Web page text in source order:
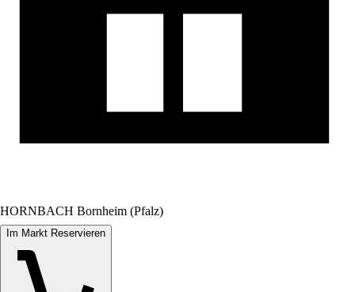
HORNBACH Bornheim (Pfalz)
Im Markt Reservieren